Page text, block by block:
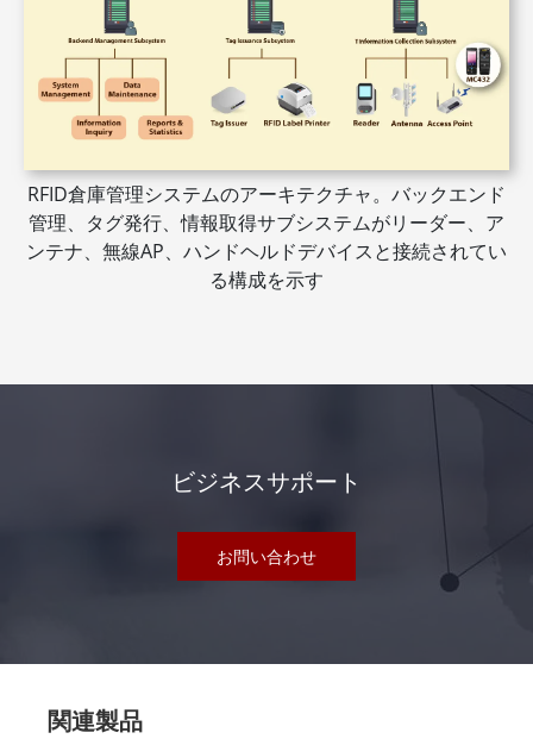
RFID倉庫管理システムのアーキテクチャ。バックエンド
管理、タグ発行、情報取得サブシステムがリーダー、ア
ンテナ、無線AP、ハンドヘルドデバイスと接続されてい
る構成を示す
ビジネスサポート
お問い合わせ
関連製品